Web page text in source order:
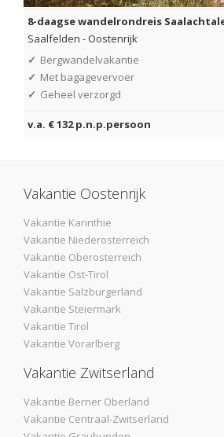
8-daagse wandelrondreis
Saalfelden -Oostenrijk
✓ Bergwandelvakantie
✓ Met bagagevervoer
✓ Geheel verzorgd
v.a. € 132 p.n.p.persoon
Vakantie Oostenrijk
Vakantie Karinthie
Vakantie Niederosterreich
Vakantie Oberosterreich
Vakantie Ost-Tirol
Vakantie Salzburgerland
Vakantie Steiermark
Vakantie Tirol
Vakantie Vorarlberg
Vakantie Zwitserland
Vakantie Berner Oberland
Vakantie Centraal-Zwitserland